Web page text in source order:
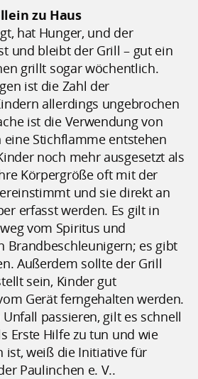
zu Haus
hat Hunger, und der
und bleibt der Grill – gut ein
grillt sogar wöchentlich.
ist die Zahl der
allerdings ungebrochen
ist die Verwendung von
eine Stichflamme entstehen
noch mehr ausgesetzt als
Körpergröße oft mit der
und sie direkt an
erfasst werden. Es gilt in
vom Spiritus und
Brandbeschleunigern; es gibt
Außerdem sollte der Grill
sein, Kinder gut
Gerät ferngehalten werden.
passieren, gilt es schnell
Erste Hilfe zu tun und wie
ist, weiß die Initiative für
Paulinchen e. V..